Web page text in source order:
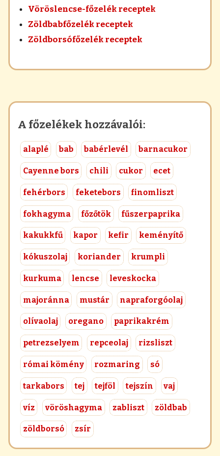
Vöröslencse-főzelék receptek
Zöldbabfőzelék receptek
Zöldborsófőzelék receptek
A főzelékek hozzávalói:
alaplé bab babérlevél barnacukor
Cayenne bors chili cukor ecet
fehérbors feketebors finomliszt
fokhagyma főzőtök fűszerpaprika
kakukkfű kapor kefir keményítő
kókuszolaj koriander krumpli
kurkuma lencse leveskocka
majoránna mustár napraforgóolaj
olívaolaj oregano paprikakrém
petrezselyem repceolaj rizsliszt
római kömény rozmaring só
tarkabors tej tejföl tejszín vaj
víz vöröshagyma zabliszt zöldbab
zöldborsó zsír